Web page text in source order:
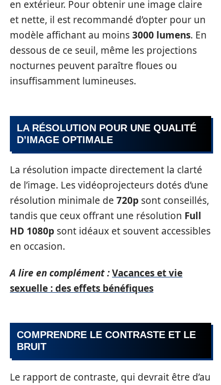
en extérieur. Pour obtenir une image claire
et nette, il est recommandé d’opter pour un
modèle affichant au moins3000 lumens. En
dessous de ce seuil, même les projections
nocturnes peuvent paraître floues ou
insuffisamment lumineuses.
LA RÉSOLUTION POUR UNE QUALITÉ
D’IMAGE OPTIMALE
La résolution impacte directement la clarté
de l’image. Les vidéoprojecteurs dotés d’une
résolution minimale de 720p sont conseillés,
tandis que ceux offrant une résolution Full
HD 1080p sont idéaux et souvent accessibles
en occasion.
A lire en complément :Vacances et vie
sexuelle : des effets bénéfiques
COMPRENDRE LE CONTRASTE ET LE
BRUIT
Le rapport de contraste, qui devrait être d’au